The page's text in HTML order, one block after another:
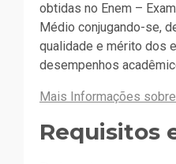
obtidas no Enem –
Médio conjugando-se,
qualidade e mérito dos
desempenhos
Mais Informações
Requisitos